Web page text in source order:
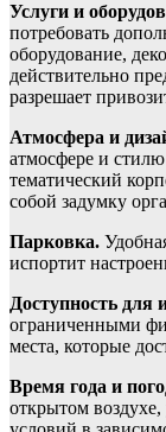
Услуги и
потребовать
оборудование,
действительно
разрешает
Атмосфера и
атмосфере и
тематический
собой задумку
Парковка.
испортит
Доступность для
ограниченными
места, которые
Время года и
открытом